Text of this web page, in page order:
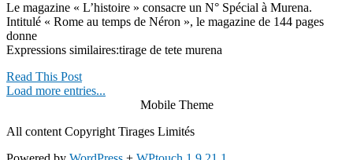
Le magazine « L’histoire » consacre un N° Spécial à Murena.
Intitulé « Rome au temps de Néron », le magazine de 144 pages
donne
Expressions similaires:tirage de tete murena
Read This Post
Load more entries...
Mobile Theme
All content Copyright Tirages Limités